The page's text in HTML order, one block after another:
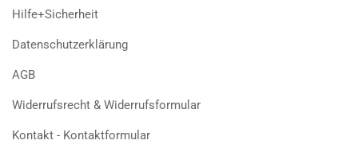
Hilfe+Sicherheit
Datenschutzerklärung
AGB
Widerrufsrecht & Widerrufsformular
Kontakt - Kontaktformular